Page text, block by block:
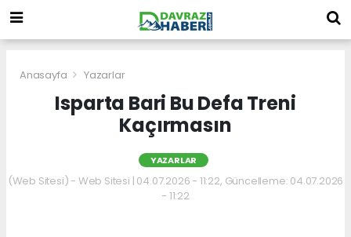
Anasayfa Yazarlar
Isparta Bari Bu Defa Treni
Kaçırmasın
YAZARLAR
(Web Sitesi) - Web Sitesi | 04.07.2026 - 11:22, Güncelleme: 04.07.2026
- 11:22